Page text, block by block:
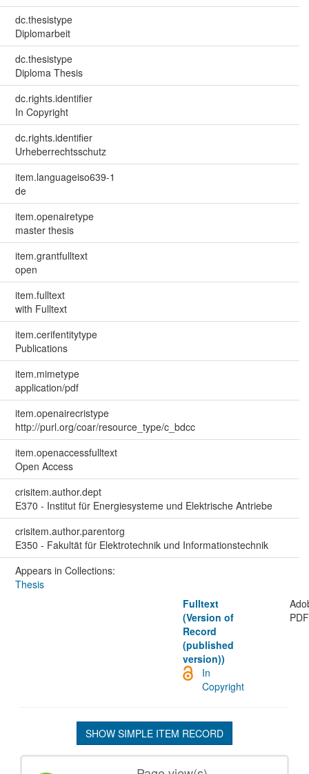
dc.thesistype
Diplomarbeit
dc.thesistype
Diploma Thesis
dc.rights.identifier
In Copyright
dc.rights.identifier
Urheberrechtsschutz
item.languageiso639-1
de
item.openairetype
master thesis
item.grantfulltext
open
item.fulltext
with Fulltext
item.cerifentitytype
Publications
item.mimetype
application/pdf
item.openairecristype
http://purl.org/coar/resource_type/c_bdcc
item.openaccessfulltext
Open Access
crisitem.author.dept
E370 - Institut für Energiesysteme und Elektrische Antriebe
crisitem.author.parentorg
E350 - Fakultät für Elektrotechnik und Informationstechnik
Appears in Collections:
Thesis
Fulltext
(Version of
Record
(published
version))
PDF
In
Copyright
SHOW SIMPLE ITEM RECORD